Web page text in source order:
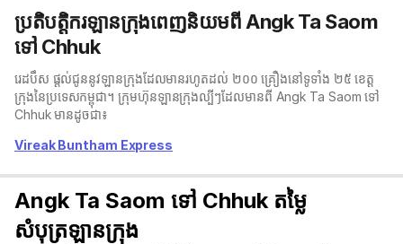
ប្រតិបត្តិករឡានក្រុងពេញនិយមពី Angk Ta Saom
ទៅ Chhuk
រេដបឹស ផ្តល់ជូននូវឡានក្រុងដែលមានរហូតដល់ ២០០ គ្រឿងនៅទូទាំង ២៥ ខេត្ត
ក្រុងនៃប្រទេសកម្ពុជា។ ក្រុមហ៊ុនឡានក្រុងល្បីៗដែលមានពី Angk Ta Saom ទៅ
Chhuk មានដូចជា៖
Vireak Buntham Express
Angk Ta Saom ទៅ Chhuk តម្លៃ
សំបុត្រឡានក្រុង